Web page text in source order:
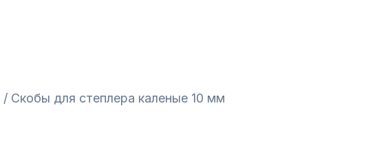
/ Скобы для степлера каленые 10 мм